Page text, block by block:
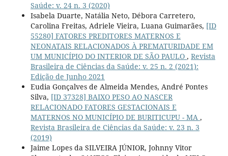
Saúde: v. 24 n. 3 (2020)
Isabela Duarte, Natália Neto, Débora Carretero,
Carolina Freitas, Adriele Vieira, Luana Guimarães, [ID
55280] FATORES PREDITORES MATERNOS E
NEONATAIS RELACIONADOS À PREMATURIDADE EM
UM MUNICÍPIO DO INTERIOR DE SÃO PAULO , Revista
Brasileira de Ciências da Saúde: v. 25 n. 2 (2021):
Edição de Junho 2021
Eudia Gonçalves de Almeida Mendes, André Pontes
Silva, [ID 37328] BAIXO PESO AO NASCER
RELACIONADO FATORES GESTACIONAIS E
MATERNOS NO MUNICÍPIO DE BURITICUPU - MA ,
Revista Brasileira de Ciências da Saúde: v. 23 n. 3
(2019)
Jaime Lopes da SILVEIRA JÚNIOR, Johnny Vitor